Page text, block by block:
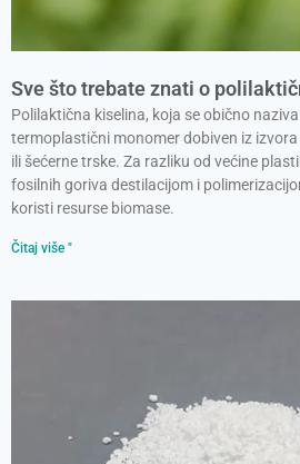
Sve što trebate znati o
Polilaktična kiselina, koja se obično
termoplastični monomer dobiven iz
ili šećerne trske. Za razliku od većine
fosilnih goriva destilacijom i
koristi resurse biomase.
Čitaj više "